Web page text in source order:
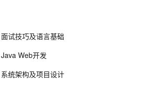
解
子量
试技巧及语言基础
Web开发
统架构及项目设计